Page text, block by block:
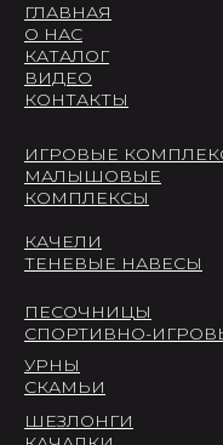
ГЛАВНАЯ
ИГРОВЫЕ
О НАС
КАТАЛОГ
ВИДЕО
КОНТАКТЫ
МАЛЫШОВЫЕ
КОМПЛЕКСЫ
КАЧЕЛИ
ТЕНЕВЫЕ НАВЕСЫ
ПЕСОЧНИЦЫ
СПОРТИВНО-
УРНЫ
СКАМЬИ
ШЕЗЛОНГИ